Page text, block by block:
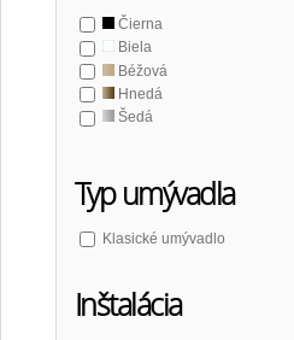
Čierna
Biela
Béžová
Hnedá
Šedá
Typ umývadla
Klasické umývadlo
Inštalácia